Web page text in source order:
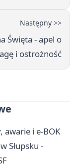
Następny >>
Święta - apel o
i ostrożność
awarie i e-BOK
Słupsku -